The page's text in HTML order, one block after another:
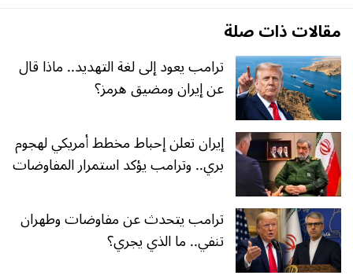
مقالات ذات صلة
ترامب يعود إلى لغة التهديد.. ماذا قال
عن إيران ومضيق هرمز؟
إيران تعلن إحباط مخطط أمريكي لهجوم
بري.. وترامب يؤكد استمرار المفاوضات
ترامب يتحدث عن مفاوضات وطهران
تنفي.. ما الذي يجري؟